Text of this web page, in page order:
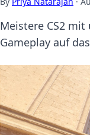
Meistere CS2
Gameplay auf